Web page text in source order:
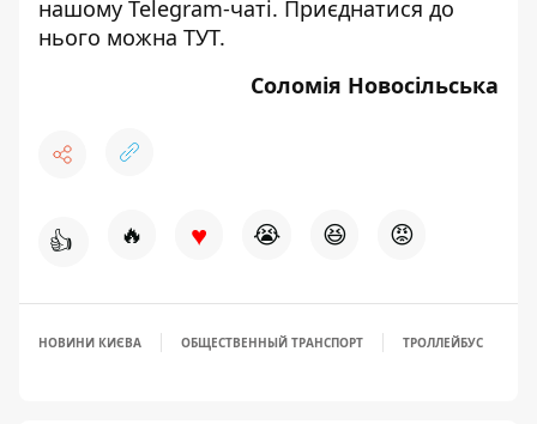
нашому Telegram-чаті. Приєднатися до
нього можна ТУТ.
Соломія Новосільська
👍 🔥 ♥ 😭 😆 😡
НОВИНИ КИЄВА ОБЩЕСТВЕННЫЙ ТРАНСПОРТ ТРОЛЛЕЙБУС